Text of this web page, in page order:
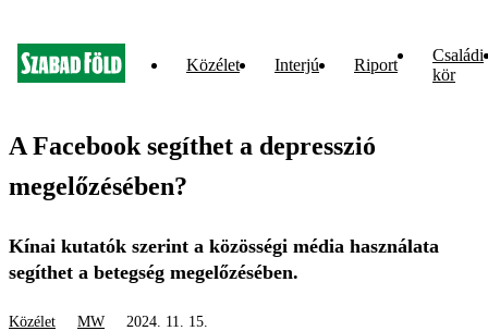
Közélet Interjú Riport
Családi
kör
A Facebook segíthet a depresszió
megelőzésében?
Kínai kutatók szerint a közösségi média használata
segíthet a betegség megelőzésében.
Közélet MW 2024. 11. 15.